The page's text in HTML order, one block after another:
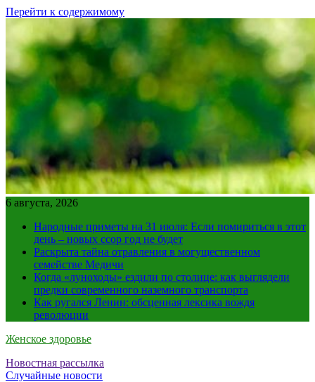
Перейти к содержимому
6 августа, 2026
Народные приметы на 31 июля: Если помириться в этот
день – новых ссор год не будет
Раскрыта тайна отравления в могущественном
семействе Медичи
Когда «луноходы» ездили по столице: как выглядели
предки современного наземного транспорта
Как ругался Ленин: обсценная лексика вождя
революции
Женское здоровье
Новостная рассылка
Случайные новости